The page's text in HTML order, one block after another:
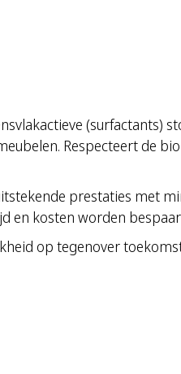
(surfactants)
Respecteert de
prestaties met
en kosten worden
op tegenover